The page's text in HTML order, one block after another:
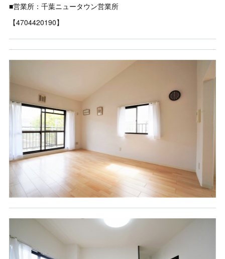
■営業所：千葉ニュータウン営業所
【4704420190】